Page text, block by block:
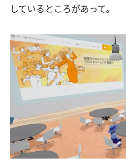
しているところがあって。